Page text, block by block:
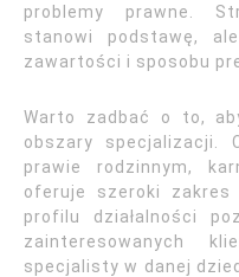
problemy prawne.
stanowi podstawę,
zawartości i sposobu
Warto zadbać o to,
obszary specjalizacji.
prawie rodzinnym,
oferuje szeroki zakres
profilu działalności
zainteresowanych
specjalisty w danej